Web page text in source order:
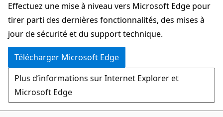
principal
dans
la
page
Effectuez une mise à niveau vers Microsoft Edge pour
tirer parti des dernières fonctionnalités, des mises à
jour de sécurité et du support technique.
Télécharger Microsoft Edge
Plus d’informations sur Internet Explorer et
Microsoft Edge